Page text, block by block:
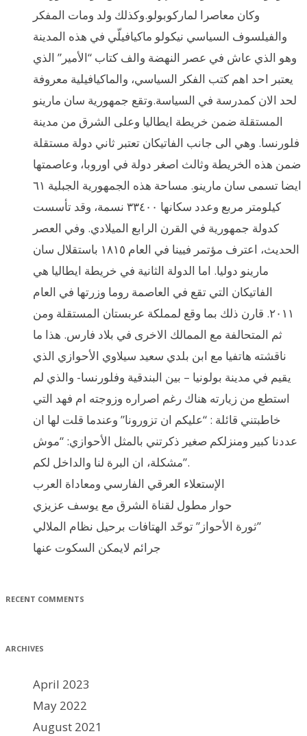
وكان معاصرا لماركوبولو.وكذلك ولد ومات المفكر
والفيلسوف السياسي نيكولو ماكيافيلّي في هذه المدينة
وهو الذي عاش في عصر النهضة والف كتاب “الأمير” الذي
يعتبر احد اهم كتب الفكر السياسي، والماكيافيلية معروفة
لحد الان كمدرسة في السياسة.وتقع جمهورية سان مارينو
المستقلة ضمن خريطة ايطاليا وعلى الشرق من مدينة
فلورنسا. وهي الى جانب الفاتيكان تعتبر ثاني دولة مستقلة
ضمن هذه الخريطة وثالث اصغر دولة في اوروبا، وعاصمتها
ايضا تسمى سان مارينو. مساحة هذه الجمهورية الجبلية ٦١
كيلومتر مربع وعدد سكانها ٣٣٤٠٠ نسمة، وقد تأسست
كدولة جمهورية في القرن الرابع الميلادي. وفي العصر
الحديث، اعترف مؤتمر فيينا في العام ١٨١٥ باستقلال سان
مارينو دوليا. اما الدولة الثانية في خريطة ايطاليا هي
الفاتيكان التي تقع في العاصمة روما وزرتها في العام
٢٠١١. قارن ذلك بما وقع لمملكة عربستان المستقلة ومن
ثم المتحالفة مع الممالك الاخرى في بلاد فارس. هذا ما
ناقشته هاتفيا مع ابن بلدي سعيد سيلاوي الأحوازي الذي
يقيم في مدينة بولونيا – بين البندقية وفلورنسا- والذي لم
استطع من زيارته هناك رغم اصراره وزوجته ام فهد التي
خاطبتني قائلة : “عليكم ان تزورونا” وعندما قلت لها ان
عددنا كبير ومنزلكم صغير ذكرتني بالمثل الأحوازي: “موش
مشكلة، ان البرة لنا والداخل لكم”.
الإستعلاء العرقي الفارسي ومعاداة العرب
حوار مطول لقناة الشرق مع يوسف عزيزي
ثورة الأحواز” توحّد الهتافات برحيل نظام الملالي”
جرائم لايمكن السكوت عنها
RECENT COMMENTS
ARCHIVES
April 2023
May 2022
August 2021